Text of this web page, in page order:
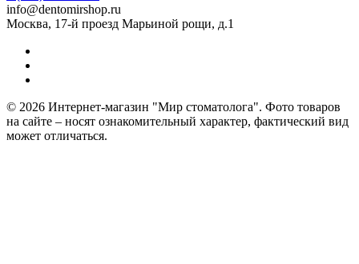
info@dentomirshop.ru
Москва, 17-й проезд Марьиной рощи, д.1
© 2026 Интернет-магазин "Мир стоматолога". Фото товаров
на сайте – носят ознакомительный характер, фактический вид
может отличаться.